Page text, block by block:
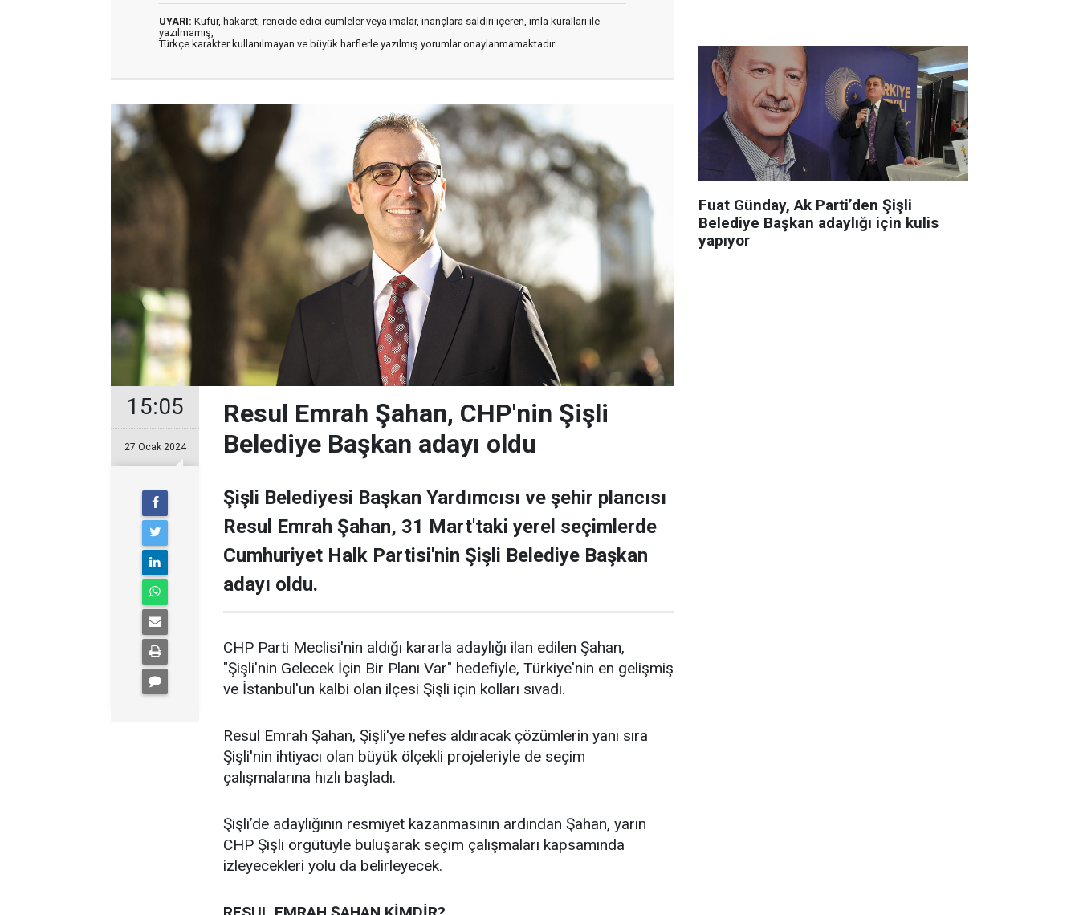
UYARI: Küfür, hakaret, rencide edici cümleler veya imalar, inançlara saldırı içeren, imla kuralları ile
yazılmamış,
Türkçe karakter kullanılmayan ve büyük harflerle yazılmış yorumlar onaylanmamaktadır.
15:05
27 Ocak 2024
Resul Emrah Şahan, CHP'nin Şişli
Belediye Başkan adayı oldu
Şişli Belediyesi Başkan Yardımcısı ve şehir plancısı
Resul Emrah Şahan, 31 Mart'taki yerel seçimlerde
Cumhuriyet Halk Partisi'nin Şişli Belediye Başkan
adayı oldu.
CHP Parti Meclisi'nin aldığı kararla adaylığı ilan edilen Şahan,
"Şişli'nin Gelecek İçin Bir Planı Var" hedefiyle, Türkiye'nin en gelişmiş
ve İstanbul'un kalbi olan ilçesi Şişli için kolları sıvadı.
Resul Emrah Şahan, Şişli'ye nefes aldıracak çözümlerin yanı sıra
Şişli'nin ihtiyacı olan büyük ölçekli projeleriyle de seçim
çalışmalarına hızlı başladı.
Şişli’de adaylığının resmiyet kazanmasının ardından Şahan, yarın
CHP Şişli örgütüyle buluşarak seçim çalışmaları kapsamında
izleyecekleri yolu da belirleyecek.
Fuat Günday, Ak Parti’den Şişli
Belediye Başkan adaylığı için kulis
yapıyor